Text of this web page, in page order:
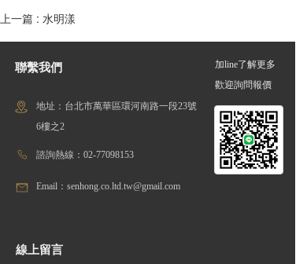
上一篇 : 水明漾
聯繫我們
地址：台北市萬華區環河南路一段23號
6樓之2
諮詢熱線：02-77098153
Email：senhong.co.ltd.tw@gmail.com
線上留言
加line了解更多
歡迎詢問報價